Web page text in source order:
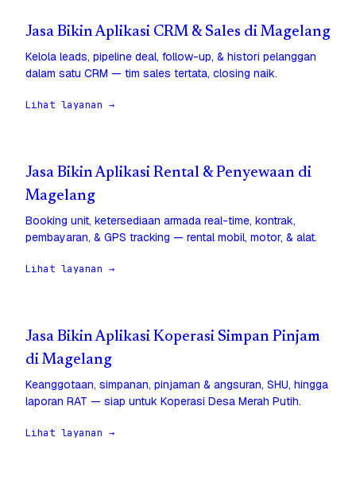
Jasa Bikin Aplikasi CRM & Sales di Magelang
Kelola leads, pipeline deal, follow-up, & histori pelanggan
dalam satu CRM — tim sales tertata, closing naik.
Lihat layanan →
Jasa Bikin Aplikasi Rental & Penyewaan di
Magelang
Booking unit, ketersediaan armada real-time, kontrak,
pembayaran, & GPS tracking — rental mobil, motor, & alat.
Lihat layanan →
Jasa Bikin Aplikasi Koperasi Simpan Pinjam
di Magelang
Keanggotaan, simpanan, pinjaman & angsuran, SHU, hingga
laporan RAT — siap untuk Koperasi Desa Merah Putih.
Lihat layanan →